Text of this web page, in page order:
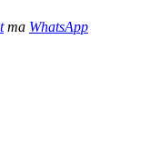
та WhatsApp